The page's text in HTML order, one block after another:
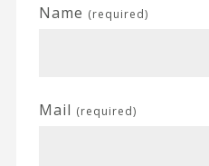
Name (required)
Mail (required)